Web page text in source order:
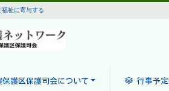
祉に寄与する
保護区保護司会について 行事予定